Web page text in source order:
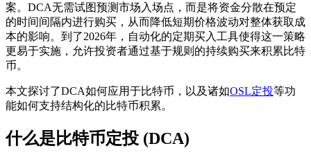
案。DCA无需试图预测市场入场点，而是将资金分散在预定
的时间间隔内进行购买，从而降低短期价格波动对整体获取成
本的影响。到了2026年，自动化的定期买入工具使得这一策略
更易于实施，允许投资者通过基于规则的持续购买来积累比特
币。
本文探讨了DCA如何应用于比特币，以及诸如OSL定投等功
能如何支持结构化的比特币积累。
什么是比特币定投 (DCA)